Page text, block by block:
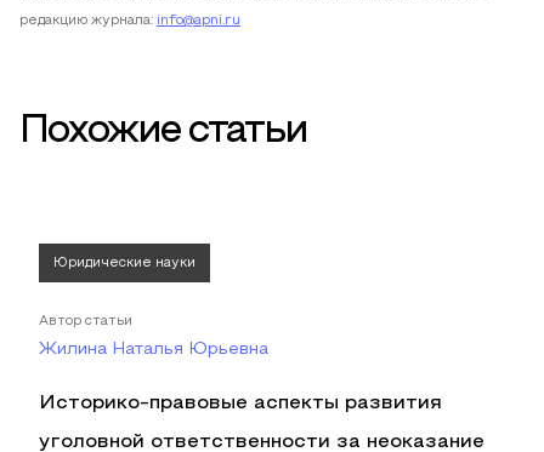
редакцию журнала: info@apni.ru
Похожие статьи
Юридические науки
Автор статьи
Жилина Наталья Юрьевна
Историко-правовые аспекты развития
уголовной ответственности за неоказание